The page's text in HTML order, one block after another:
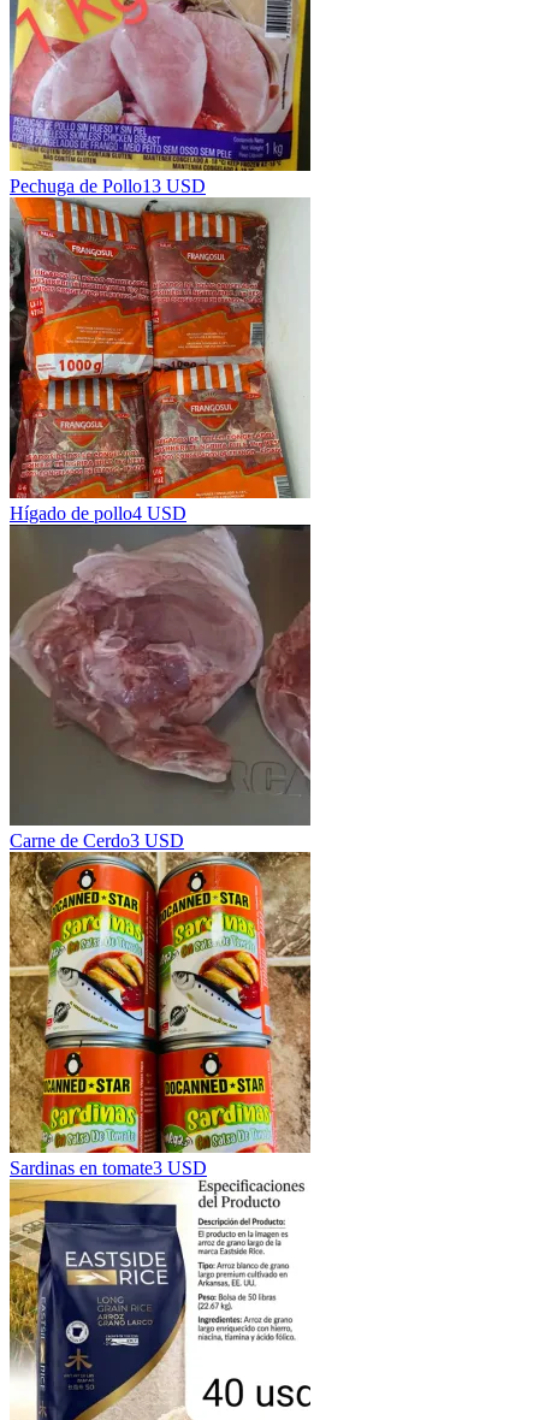
Pechuga de Pollo13 USD
Hígado de pollo4 USD
Carne de Cerdo3 USD
Sardinas en tomate3 USD